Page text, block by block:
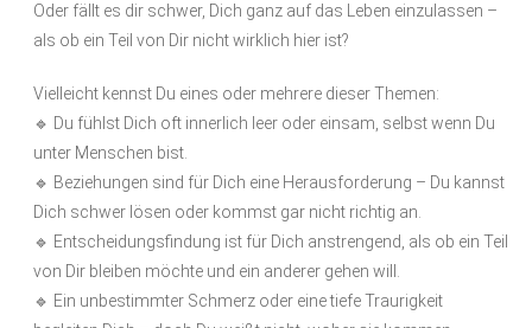
Oder fällt es dir schwer, Dich ganz auf das Leben einzulassen –
als ob ein Teil von Dir nicht wirklich hier ist?
Vielleicht kennst Du eines oder mehrere dieser Themen:
🔹 Du fühlst Dich oft innerlich leer oder einsam, selbst wenn Du
unter Menschen bist.
🔹 Beziehungen sind für Dich eine Herausforderung – Du kannst
Dich schwer lösen oder kommst gar nicht richtig an.
🔹 Entscheidungsfindung ist für Dich anstrengend, als ob ein Teil
von Dir bleiben möchte und ein anderer gehen will.
🔹 Ein unbestimmter Schmerz oder eine tiefe Traurigkeit